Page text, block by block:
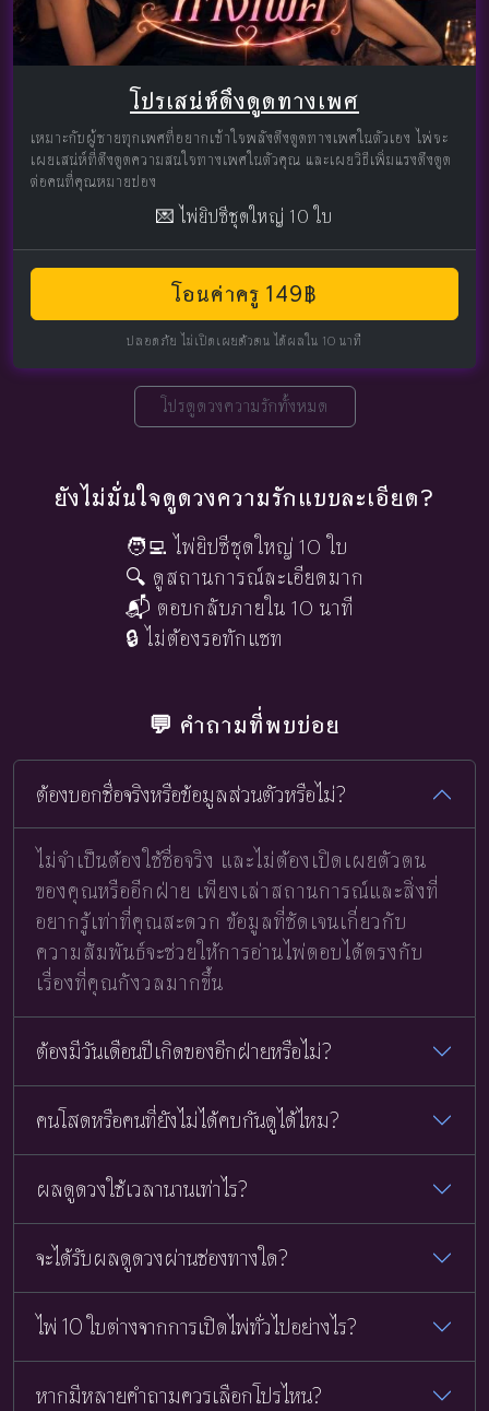
โปรเสน่ห์ดึงดูดทางเพศ
เหมาะกับผู้ชายทุกเพศที่อยากเข้าใจพลังดึงดูดทางเพศในตัวเอง ไพ่จะ
เผยเสน่ห์ที่ดึงดูดความสนใจทางเพศในตัวคุณ และเผยวิธีเพิ่มแรงดึงดูด
ต่อคนที่คุณหมายปอง
💌 ไพ่ยิปซีชุดใหญ่ 10 ใบ
โอนค่าครู 149฿
ปลอดภัย ไม่เปิดเผยตัวตน ได้ผลใน 10 นาที
โปรดูดวงความรักทั้งหมด
ยังไม่มั่นใจดูดวงความรักแบบละเอียด?
🧑‍💻 ไพ่ยิปซีชุดใหญ่ 10 ใบ
🔍 ดูสถานการณ์ละเอียดมาก
📬 ตอบกลับภายใน 10 นาที
🔒 ไม่ต้องรอทักแชท
💬 คำถามที่พบบ่อย
ต้องบอกชื่อจริงหรือข้อมูลส่วนตัวหรือไม่?
ไม่จำเป็นต้องใช้ชื่อจริง และไม่ต้องเปิดเผยตัวตน
ของคุณหรืออีกฝ่าย เพียงเล่าสถานการณ์และสิ่งที่
อยากรู้เท่าที่คุณสะดวก ข้อมูลที่ชัดเจนเกี่ยวกับ
ความสัมพันธ์จะช่วยให้การอ่านไพ่ตอบได้ตรงกับ
เรื่องที่คุณกังวลมากขึ้น
ต้องมีวันเดือนปีเกิดของอีกฝ่ายหรือไม่?
คนโสดหรือคนที่ยังไม่ได้คบกันดูได้ไหม?
ผลดูดวงใช้เวลานานเท่าไร?
จะได้รับผลดูดวงผ่านช่องทางใด?
ไพ่ 10 ใบต่างจากการเปิดไพ่ทั่วไปอย่างไร?
หากมีหลายคำถามควรเลือกโปรไหน?